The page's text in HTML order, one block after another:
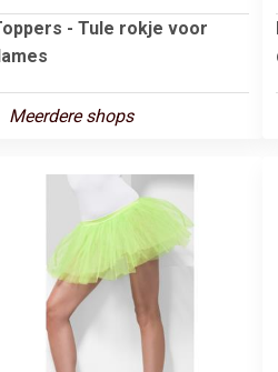
- Tule rokje voor
Meerdere shops